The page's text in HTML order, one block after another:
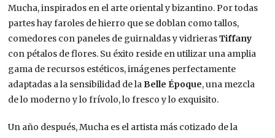
Mucha, inspirados en el arte oriental y bizantino. Por todas
partes hay faroles de hierro que se doblan como tallos,
comedores con paneles de guirnaldas y vidrierasTiffany
con pétalos de flores. Su éxito reside en utilizar una amplia
gama de recursos estéticos, imágenes perfectamente
adaptadas a la sensibilidad de laBelle Époque, una mezcla
de lo moderno y lo frívolo, lo fresco y lo exquisito.
Un año después, Mucha es el artista más cotizado de la